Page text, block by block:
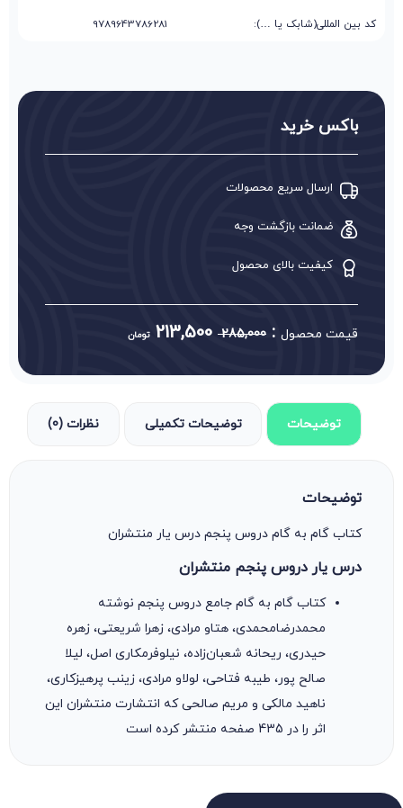
کد بین المللی(شابک یا …): 9789643786281
باکس خرید
ارسال سریع محصولات
ضمانت بازگشت وجه
کیفیت بالای محصول
قیمت محصول :
285,000
213,500 تومان
توضیحات توضیحات تکمیلی نظرات (0)
توضیحات
کتاب گام به گام دروس پنجم درس یار منتشران
درس یار دروس پنجم منتشران
کتاب گام به گام جامع دروس پنجم نوشته
محمدرضامحمدی، هتاو مرادی، زهرا شریعتی، زهره
حیدری، ریحانه شعبان‌زاده، نیلوفرمکاری اصل، لیلا
صالح پور، طیبه فتاحی، لولاو مرادی، زینب پرهیزکاری،
ناهید مالکی و مریم صالحی که انتشارت منتشران این
اثر را در 435 صفحه منتشر کرده است